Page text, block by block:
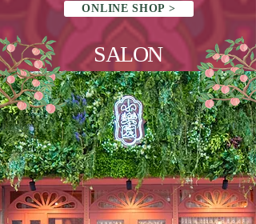
ONLINE SHOP >
​SALON